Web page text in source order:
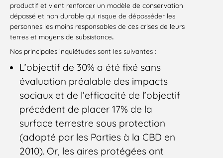
productif et vient renforcer un modèle de conservation
dépassé et non durable qui risque de déposséder les
personnes les moins responsables de ces crises de leurs
terres et moyens de subsistance.
Nos principales inquiétudes sont les suivantes :
L’objectif de 30% a été fixé sans
évaluation préalable des impacts
sociaux et de l’efficacité de l’objectif
précédent de placer 17% de la
surface terrestre sous protection
(adopté par les Parties à la CBD en
2010). Or, les aires protégées ont